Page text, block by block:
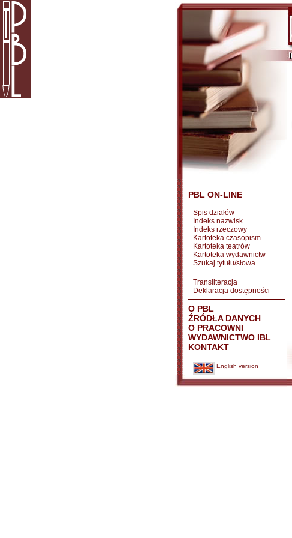
PBL ON-LINE
Spis działów
Indeks nazwisk
Indeks rzeczowy
Kartoteka czasopism
Kartoteka teatrów
Kartoteka wydawnictw
Szukaj tytułu/słowa
Transliteracja
Deklaracja dostępności
O PBL
ŹRÓDŁA DANYCH
O PRACOWNI
WYDAWNICTWO IBL
KONTAKT
English version